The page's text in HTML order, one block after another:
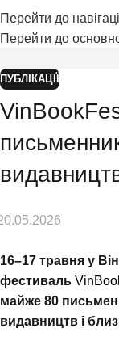
Перейти до
Перейти до
ПУБЛІКАЦІЇ
16–17 травня у
фестиваль
майже 80
видавництв і